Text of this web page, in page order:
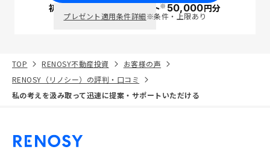
初回面談で ポイント※50,000円分
プレゼント適用条件詳細※条件・上限あり
TOP RENOSY不動産投資
お客様の声
RENOSY（リノシー）の評判・口コミ
私の考えを汲み取って迅速に提案・サポートいただける